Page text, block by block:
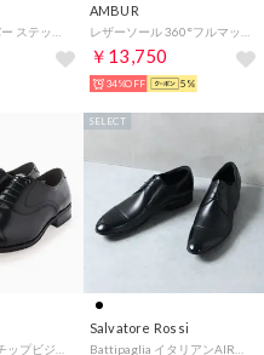
AMBUR
￥13,750
34%OFF 5%
Salvatore Rossi
SELECT